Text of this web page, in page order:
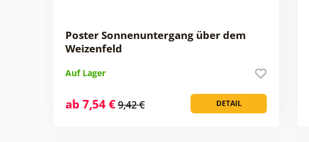
Poster Sonnenuntergang über dem
Weizenfeld
Auf Lager
DETAIL
ab 7,54 €9,42 €